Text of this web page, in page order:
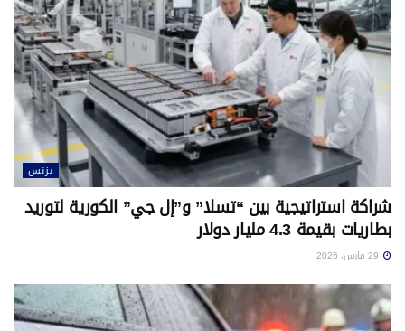
بزنس
شراكة استراتيجية بين “تسلا” و”إل جي” الكورية لتوريد
بطاريات بقيمة 4.3 مليار دولار